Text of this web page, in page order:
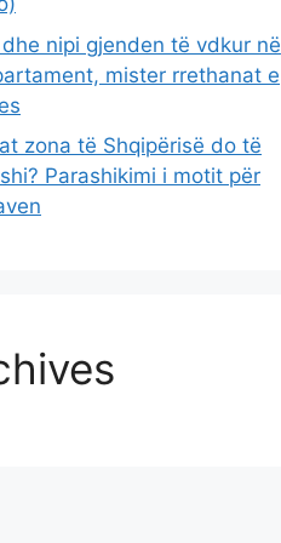
nipi gjenden të vdkur në
mister rrethanat e
zona të Shqipërisë do të
Parashikimi i motit për